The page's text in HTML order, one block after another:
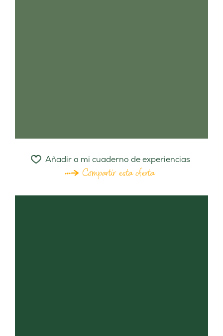
Añadir a mi cuaderno de experiencias
Compartir esta oferta